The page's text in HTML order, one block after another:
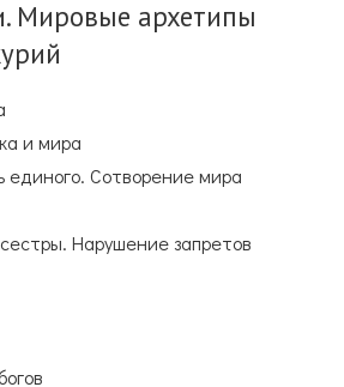
Мировые архетипы
и мира
единого. Сотворение мира
Нарушение запретов